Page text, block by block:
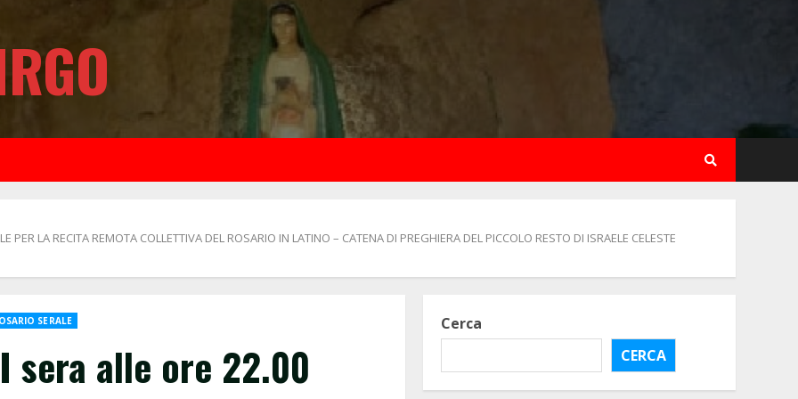
LA RECITA REMOTA COLLETTIVA DEL ROSARIO IN LATINO – CATENA DI PREGHIERA DEL PICCOLO RESTO DI ISRAELE CELESTE
SERALE
sera alle ore 22.00
Cerca
CERCA